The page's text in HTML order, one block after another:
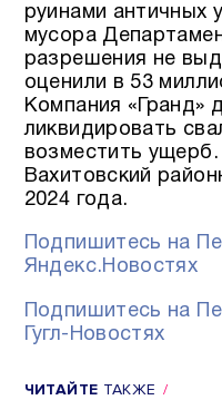
руинами античных
мусора
разрешения не
оценили в 53
Компания «Гранд»
ликвидировать
возместить
Вахитовский
2024 года.
Подпишитесь на
Яндекс.Новостях
Подпишитесь на
Гугл-Новостях
ЧИТАЙТЕ ТАКЖЕ